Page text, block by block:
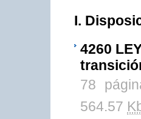
I.
4260
78
564.57